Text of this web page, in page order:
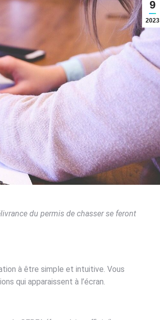
9
2023
du permis de chasser se feront
à être simple et intuitive. Vous
qui apparaissent à l’écran.